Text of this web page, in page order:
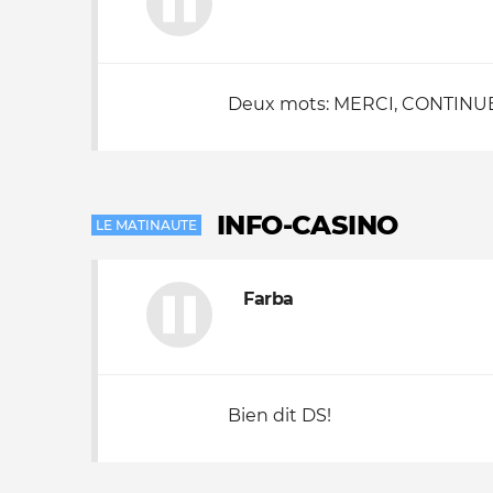
Deux mots: MERCI,
LE MATINAUTE INFO-CASINO
Farba
Bien dit DS!